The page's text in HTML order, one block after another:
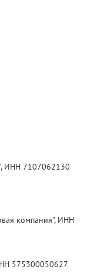
ИНН 7107062130
компания", ИНН
575300050627